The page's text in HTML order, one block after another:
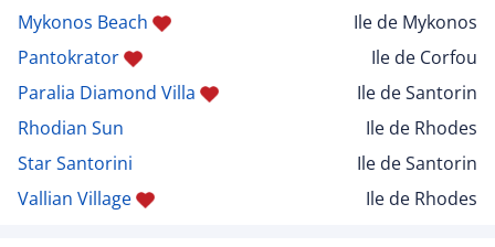
Mykonos Beach
Ile de Mykonos
Pantokrator
Ile de Corfou
Paralia Diamond Villa
Ile de Santorin
Rhodian Sun
Ile de Rhodes
Star Santorini
Ile de Santorin
Vallian Village
Ile de Rhodes